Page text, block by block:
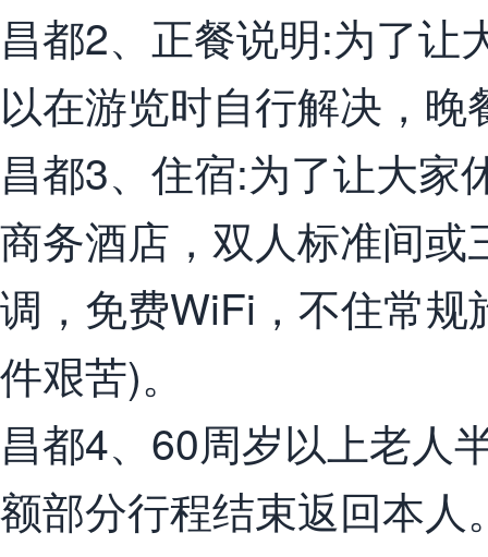
昌都2、正餐说明:为了让
以在游览时自行解决，晚
昌都3、住宿:为了让大家
商务酒店，双人标准间
调，免费WiFi，不住常
件艰苦)。
昌都4、60周岁以上老人
额部分行程结束返回本人